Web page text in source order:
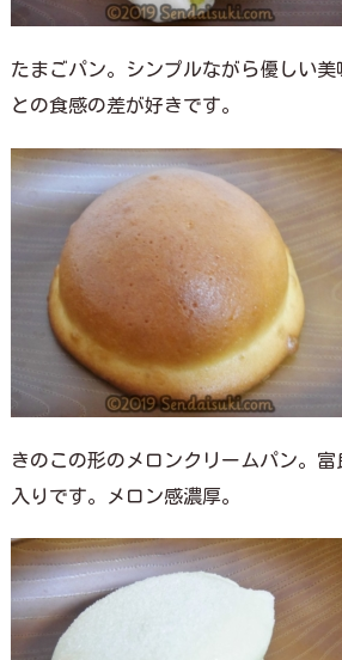
たまごパン。シンプルながら優しい美
との食感の差が好きです。
きのこの形のメロンクリームパン。
入りです。メロン感濃厚。